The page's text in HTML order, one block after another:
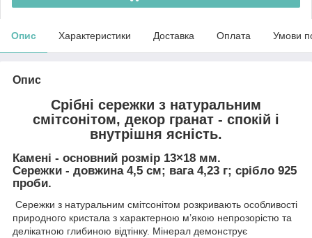
Опис Характеристики Доставка Оплата Умови
Опис
Срібні сережки з натуральним
смітсонітом, декор гранат - спокій і
внутрішня ясність.
Камені - основний розмір 13×18 мм.
Сережки - довжина 4,5 см; вага 4,23 г; срібло 925
проби.
Сережки з натуральним смітсонітом розкривають особливості
природного кристала з характерною м’якою непрозорістю та
делікатною глибиною відтінку. Мінерал демонструє